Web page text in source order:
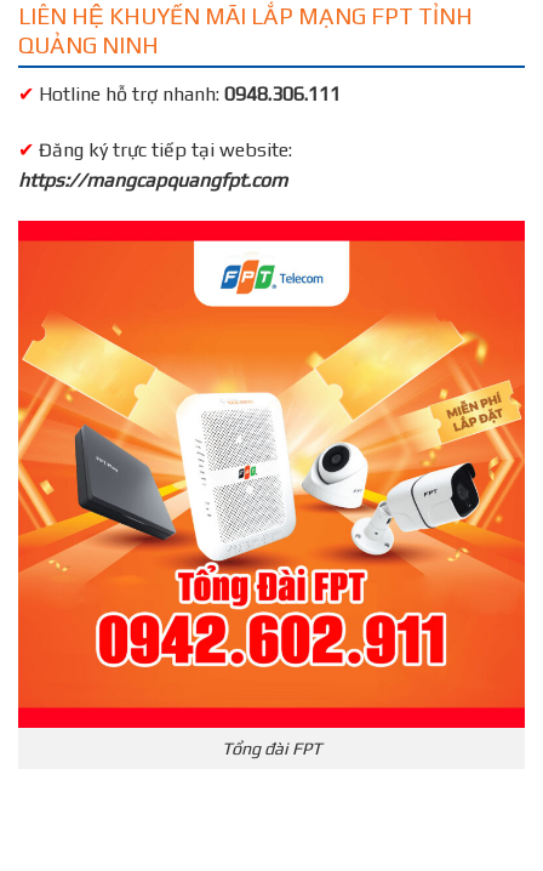
LIÊN HỆ KHUYẾN MÃI LẮP MẠNG FPT TỈNH
QUẢNG NINH
✔ Hotline hỗ trợ nhanh: 0948.306.111
✔ Đăng ký trực tiếp tại website:
https://mangcapquangfpt.com
Tổng đài FPT